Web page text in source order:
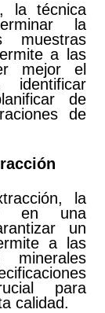
la técnica
la
muestras
a las
mejor el
identificar
de
de
la
en una
un
a las
para
calidad.